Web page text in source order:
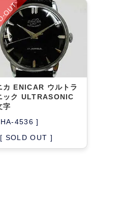
OUT
カ ENICAR ウルトラ
ック ULTRASONIC
字
4536 ]
[ SOLD OUT ]